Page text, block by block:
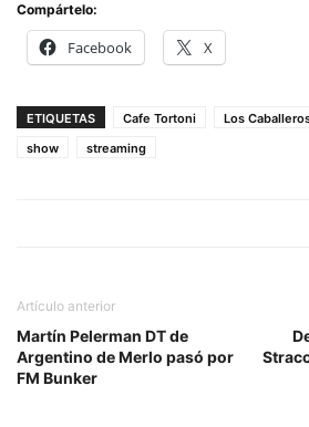
Compártelo:
Facebook X
ETIQUETAS Cafe Tortoni Los
show
streaming
Artículo anterior
Martín Pelerman DT de
Argentino de Merlo pasó por
FM Bunker